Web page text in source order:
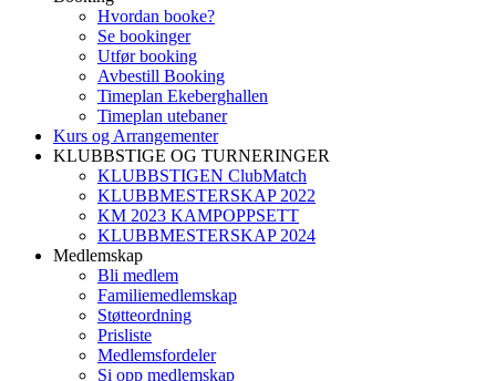
Hvordan booke?
Se bookinger
Utfør booking
Avbestill Booking
Timeplan Ekeberghallen
Timeplan utebaner
Kurs og Arrangementer
KLUBBSTIGE OG TURNERINGER
KLUBBSTIGEN ClubMatch
KLUBBMESTERSKAP 2022
KM 2023 KAMPOPPSETT
KLUBBMESTERSKAP 2024
Medlemskap
Bli medlem
Familiemedlemskap
Støtteordning
Prisliste
Medlemsfordeler
Si opp medlemskap